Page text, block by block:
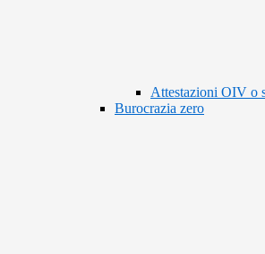
Attestazioni OIV o
Burocrazia zero